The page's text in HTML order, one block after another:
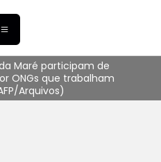
Maré participam de
ONGs que trabalham
Arquivos)